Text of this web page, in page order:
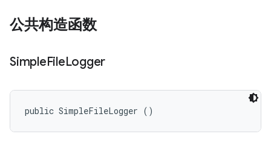
公共构造函数
SimpleFileLogger
public SimpleFileLogger ()